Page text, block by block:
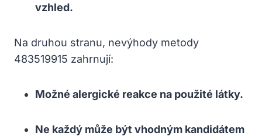
vzhled.
Na druhou stranu, nevýhody metody
483519915 zahrnují:
Možné alergické reakce na použité látky.
Ne každý může být vhodným kandidátem